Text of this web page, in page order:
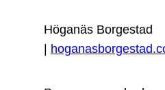
Höganäs Borgestad
|